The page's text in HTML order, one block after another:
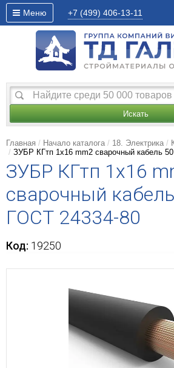
Меню +7 (499) 406-13-11
Искать
Главная Начало каталога 18. Электрика
ЗУБР КГтп 1x16 mm2 сварочный кабель
ЗУБР КГтп 1x16
сварочный
ГОСТ 24334-80
Код: 19250